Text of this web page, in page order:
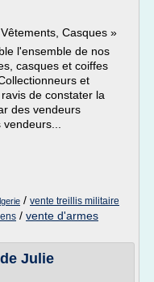
Casques »
l'ensemble de nos
casques et coiffes
et
de constater la
des vendeurs
/ vente treillis militaire
/ vente d'armes
Julie